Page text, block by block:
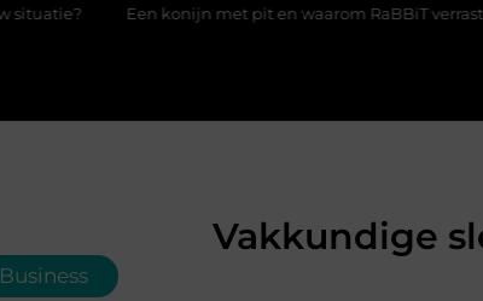
Een konijn met pit en waarom RaBBiT verrast De
Vakkundige
Business